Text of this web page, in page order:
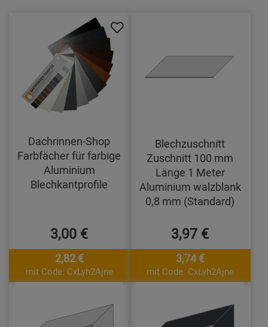
Dachrinnen-Shop
Farbfächer für farbige
Aluminium
Blechkantprofile
3,00 €
2,82 €
mit Code: CxLyh2Ajne
Blechzuschnitt
Zuschnitt 100 mm
Länge 1 Meter
Aluminium walzblank
0,8 mm (Standard)
3,97 €
3,74 €
mit Code: CxLyh2Ajne